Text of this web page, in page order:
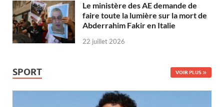
Le ministère des AE demande de
faire toute la lumière sur la mort de
Abderrahim Fakir en Italie
22 juillet 2026
SPORT VOIR PLUS